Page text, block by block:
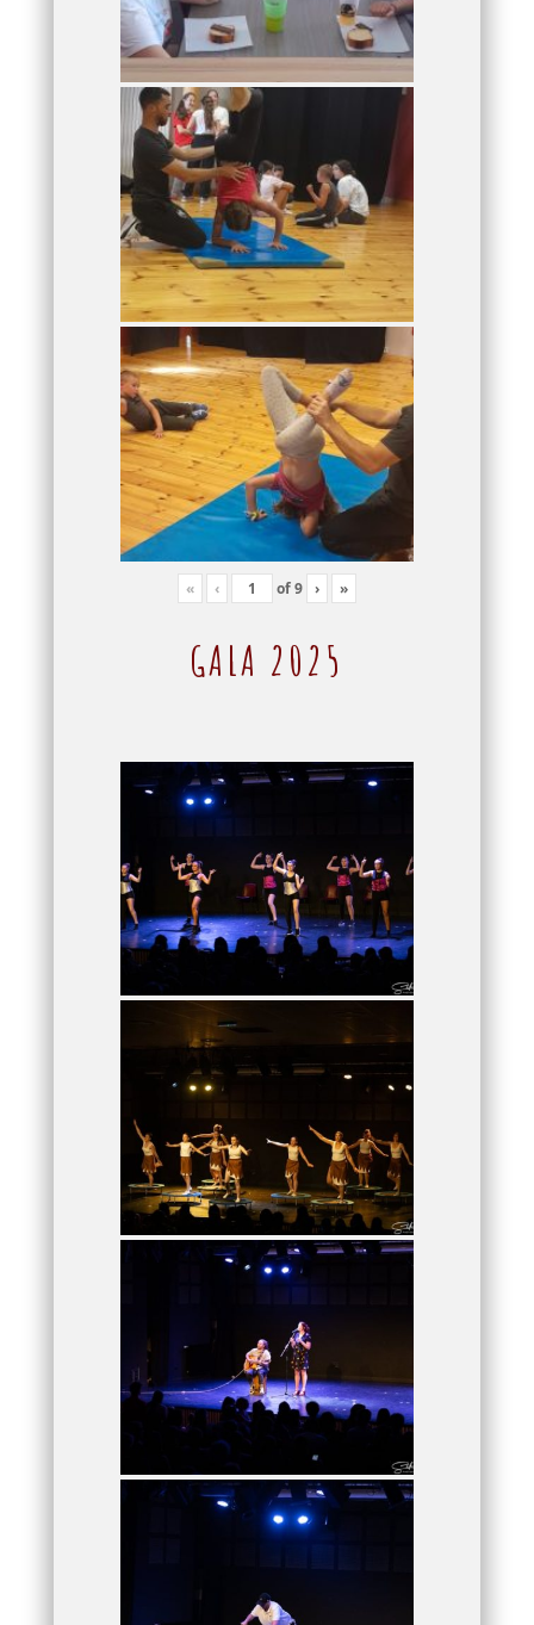
« ‹ of9 › »
GALA 2025